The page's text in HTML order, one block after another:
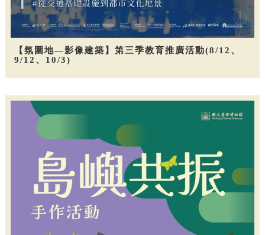
【氛圍地—影像建築】第三季教育推廣活動(8/12、
9/12、10/3)